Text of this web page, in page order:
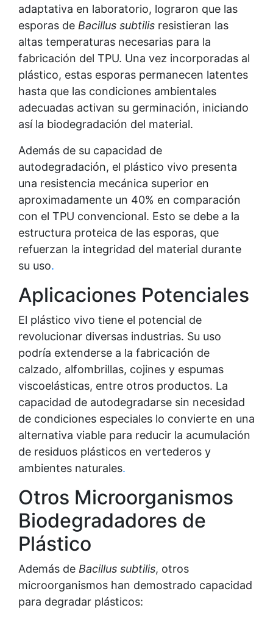
adaptativa en laboratorio, lograron que las
esporas de Bacillus subtilis resistieran las
altas temperaturas necesarias para la
fabricación del TPU. Una vez incorporadas al
plástico, estas esporas permanecen latentes
hasta que las condiciones ambientales
adecuadas activan su germinación, iniciando
así la biodegradación del material.
Además de su capacidad de
autodegradación, el plástico vivo presenta
una resistencia mecánica superior en
aproximadamente un 40% en comparación
con el TPU convencional. Esto se debe a la
estructura proteica de las esporas, que
refuerzan la integridad del material durante
su uso.
Aplicaciones Potenciales
El plástico vivo tiene el potencial de
revolucionar diversas industrias. Su uso
podría extenderse a la fabricación de
calzado, alfombrillas, cojines y espumas
viscoelásticas, entre otros productos. La
capacidad de autodegradarse sin necesidad
de condiciones especiales lo convierte en una
alternativa viable para reducir la acumulación
de residuos plásticos en vertederos y
ambientes naturales.
Otros Microorganismos
Biodegradadores de
Plástico
Además de Bacillus subtilis, otros
microorganismos han demostrado capacidad
para degradar plásticos: